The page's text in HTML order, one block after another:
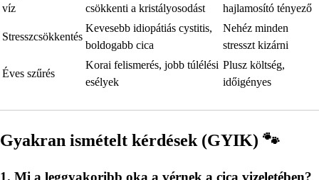
víz
csökkenti a kristályosodást
hajlamosító tényező
Stresszcsökkentés
Kevesebb idiopátiás cystitis,
boldogabb cica
Nehéz minden
stresszt kizárni
Éves szűrés
Korai felismerés, jobb túlélési
esélyek
Plusz költség,
időigényes
Gyakran ismételt kérdések (GYIK) 🐾
1. Mi a leggyakoribb oka a vérnek a cica vizeletében?